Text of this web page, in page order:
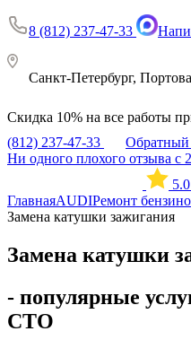
8 (812) 237-47-33
Санкт-Петербург,
Скидка 10% на все работы
(812) 237-47-33
Обратный
Ни одного плохого отзыва с
5.0
ГлавнаяAUDIРемонт
Замена катушки зажигания
Замена катушки
- популярные
СТО